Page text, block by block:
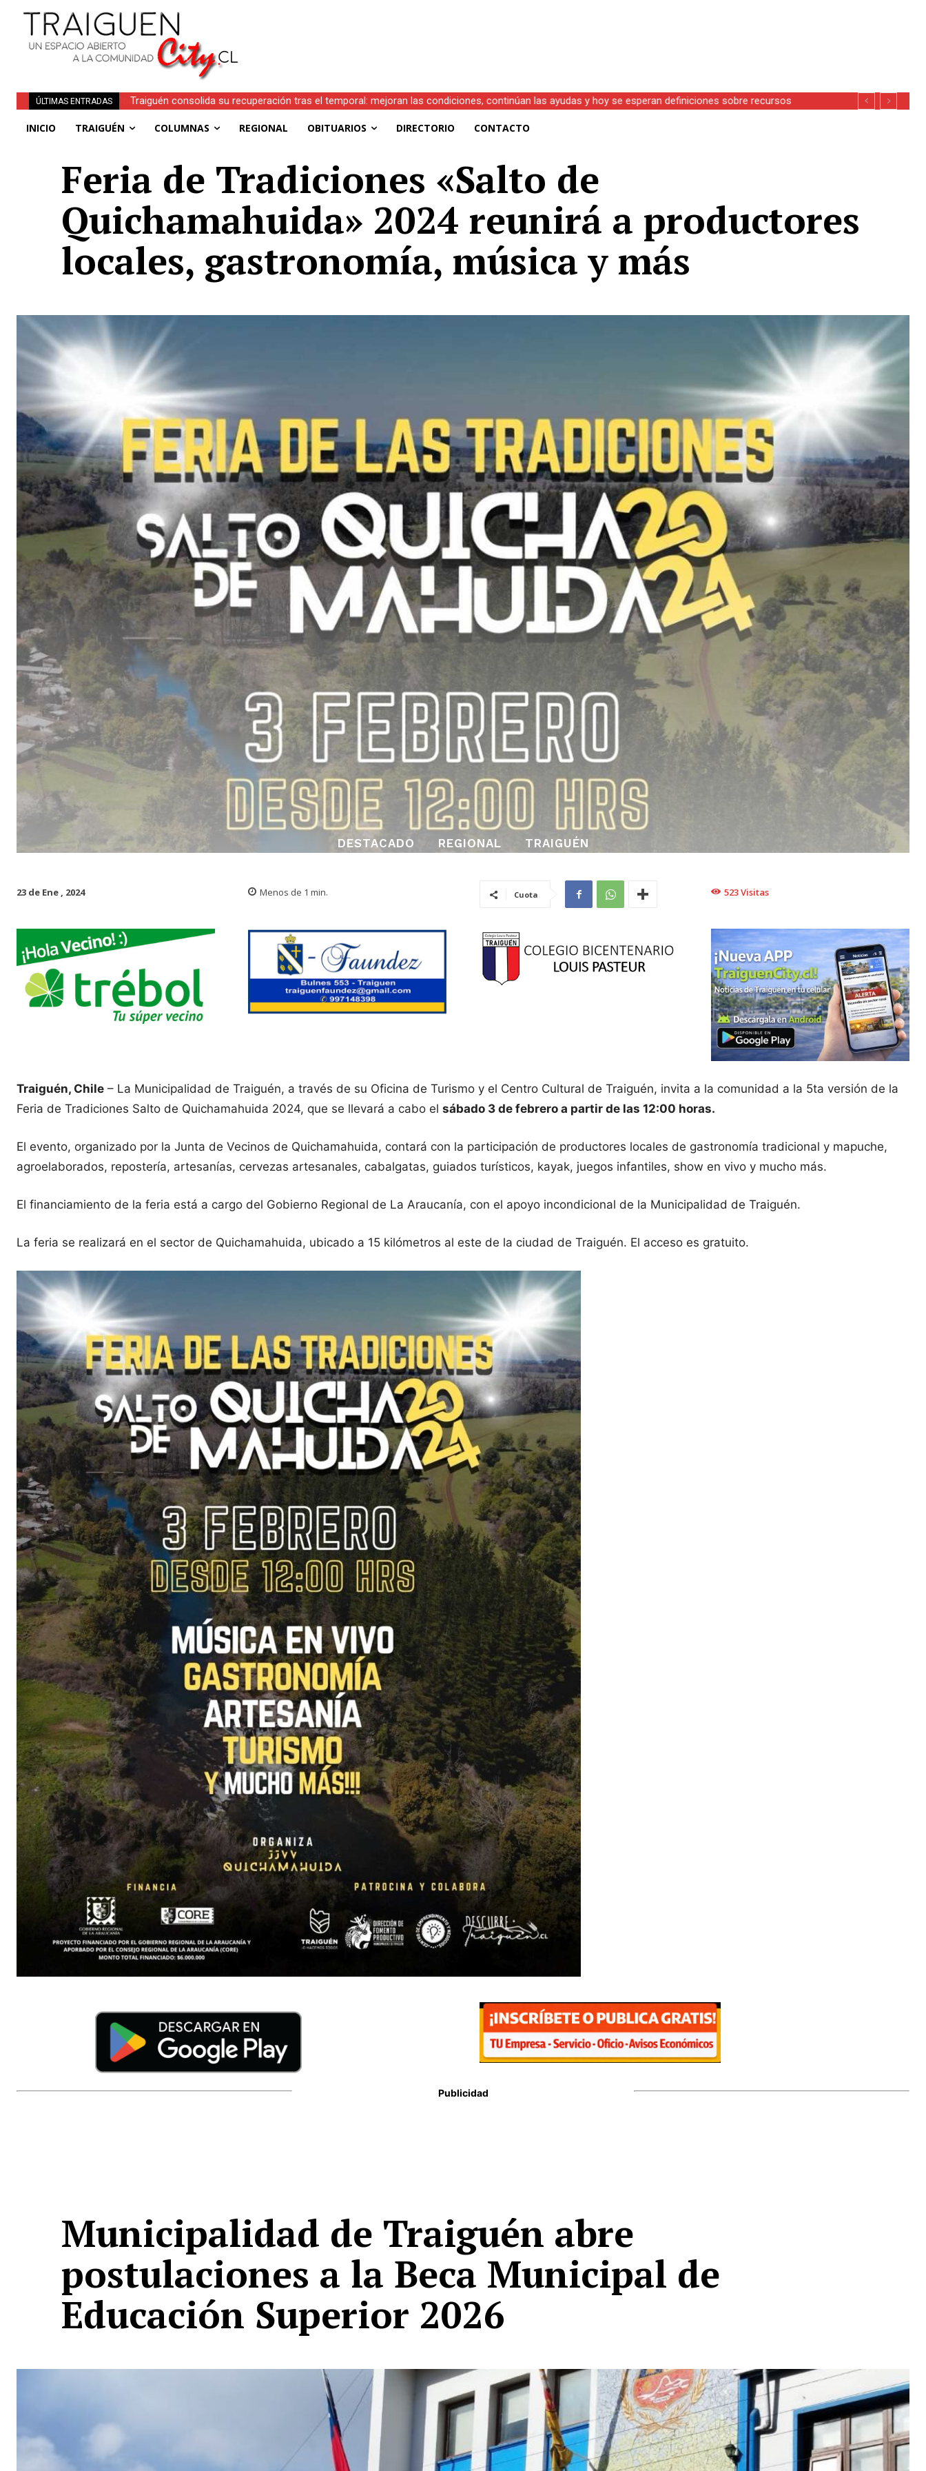
ÚLTIMAS ENTRADAS
Traiguén consolida su recuperación tras el temporal: mejoran las condiciones, continúan las ayudas y hoy se esperan definiciones sobre recursos
INICIO TRAIGUÉN COLUMNAS REGIONAL OBITUARIOS DIRECTORIO CONTACTO
Feria de Tradiciones «Salto de
Quichamahuida» 2024 reunirá a productores
locales, gastronomía, música y más
DESTACADO REGIONAL TRAIGUÉN
23 de Ene , 2024 Menos de 1 min. Cuota 523Visitas
Traiguén, Chile – La Municipalidad de Traiguén, a través de su Oficina de Turismo y el Centro Cultural de Traiguén, invita a la comunidad a la 5ta versión de la
Feria de Tradiciones Salto de Quichamahuida 2024, que se llevará a cabo el sábado 3 de febrero a partir de las 12:00 horas.
El evento, organizado por la Junta de Vecinos de Quichamahuida, contará con la participación de productores locales de gastronomía tradicional y mapuche,
agroelaborados, repostería, artesanías, cervezas artesanales, cabalgatas, guiados turísticos, kayak, juegos infantiles, show en vivo y mucho más.
El financiamiento de la feria está a cargo del Gobierno Regional de La Araucanía, con el apoyo incondicional de la Municipalidad de Traiguén.
La feria se realizará en el sector de Quichamahuida, ubicado a 15 kilómetros al este de la ciudad de Traiguén. El acceso es gratuito.
Publicidad